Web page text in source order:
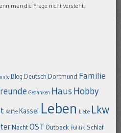
man die Frage nicht versteht.
Blog Deutsch Dortmund Familie
Gedanken Haus Hobby
Kaffee Kassel Leben Liebe Lkw
NachtOST Outback Politik Schlaf